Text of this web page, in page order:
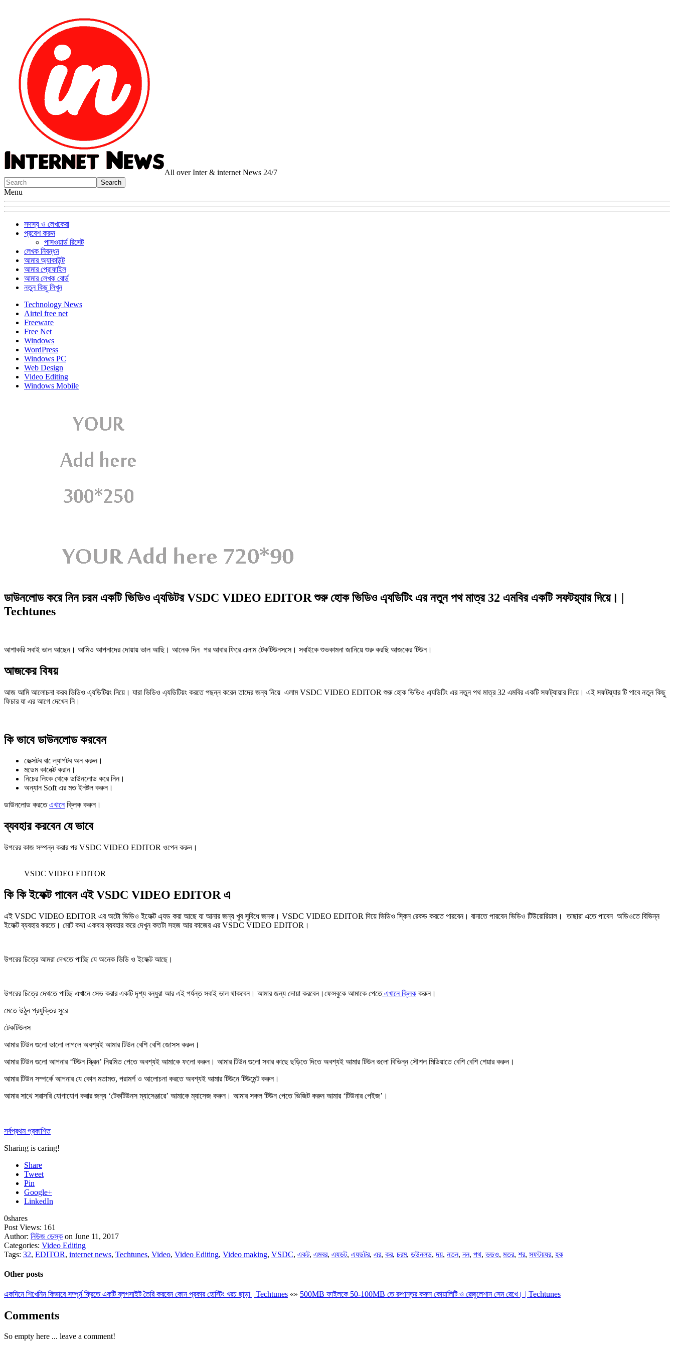
All over Inter & internet News 24/7
Menu
সদস্য ও লেখকেরা
প্রবেশ করুন
পাসওয়ার্ড রিসেট
লেখক নিবন্ধন
আমার অ্যাকাউন্ট
আমার প্রোফাইল
আমার লেখক বোর্ড
নতুন কিছু লিখুন
Technology News
Airtel free net
Freeware
Free Net
Windows
WordPress
Windows PC
Web Design
Video Editing
Windows Mobile
ডাউনলোড করে নিন চরম একটি ভিডিও এ্যডিটর VSDC VIDEO EDITOR শুরু হোক ভিডিও এ্যডিটিং এর নতুন পথ মাত্র 32 এমবির একটি সফটয়্যার দিয়ে। |
Techtunes
আশাকরি সবাই ভাল আছেন। আমিও আপনাদের দোয়ায় ভাল আছি। আনেক দিন পর আবার ফিরে এলাম টেকটিউনসসে। সবাইকে শুভকামনা জানিয়ে শুরু করছি আজকের টিউন।
আজকের বিষয়
আজ আমি আলোচনা করব ভিডিও এ্যডিটিয়ং নিয়ে। যারা ভিডিও এ্যডিটিয়ং করতে পছন্ন করেন তাদের জন্য নিয়ে এলাম VSDC VIDEO EDITOR শুরু হোক ভিডিও এ্যডিটিং এর নতুন পথ মাত্র 32 এমবির একটি সফট্যায়ার দিয়ে। এই সফটয়্যার টি পাবে নতুন কিছু
ফিচার যা এর আগে দেখেন নি।
কি ভাবে ডাউনলোড করবেন
ডেক্সটব বা েল্যাপটব অন করুন।
মডেম কানেক্ট করান।
নিচের লিংক থেকে ডাউনলোড করে নিন।
অন্যান Soft এর মত ইনষ্টল করুন।
ডাউনলোড করতেএখানেক্লিক করুন।
ব্যবহার করবেন যে ভাবে
উপরের কাজ সম্পন্ন করার পর VSDC VIDEO EDITOR ওপেন করুন।
VSDC VIDEO EDITOR
কি কি ইফেক্ট পাবেন এই VSDC VIDEO EDITOR এ
এই VSDC VIDEO EDITOR এর অটো ভিডিও ইফেক্ট এ্যড করা আছে যা আনার জন্য খুব সুবিধে জনক। VSDC VIDEO EDITOR দিয়ে ভিডিও স্কিন রেকড করতে পারবেন। বানাতে পারবেন ভিডিও টিউরোরিয়াল। তাছারা এতে পাবেন অডিওতে বিভিন্ন
ইফেক্ট ব্যবহার করতে। মোট কথা একবার ব্যবহার করে দেখুন কতটা সহজ আর কাজের এর VSDC VIDEO EDITOR।
উপরের চিত্রে আমরা দেখতে পাচ্ছি যে অনেক ভিডি ও ইফেক্ট আছে।
উপরের চিত্রে দেথতে পাচ্ছি এখানে সেভ করার একটি দৃশ্য বন্ধুরা আর এই পর্যন্ত সবাই ভাল থাকবেন। আমার জন্য দোয়া করবেন।ফেসবুকে আমাকে পেতেএখানে ক্লিক করুন।
মেতে উঠুন প্রযুক্তির সুরে
টেকটিউনস
আমার টিউন গুলো ভালো লাগলে অবশ্যই আমার টিউন বেশি বেশিজোসস করুন।
আমার টিউন গুলো আপনার ‘টিউন স্ক্রিন’ নিয়মিত পেতে অবশ্যই আমাকে ফলো করুন। আমার টিউন গুলো সবার কাছে ছড়িতে দিতে অবশ্যই আমার টিউন গুলো বিভিন্ন সৌশল মিডিয়াতে বেশি বেশিশেয়ার করুন।
আমার টিউন সম্পর্কে আপনার যে কোন মতামত, পরামর্শ ও আলোচনা করতে অবশ্যই আমার টিউনেটিউমেন্ট করুন।
আমার সাথে সরাসরি যোগাযোগ করার জন্য ‘টেকটিউনস ম্যাসেঞ্জারে’ আমাকেম্যাসেজ করুন। আমার সকল টিউন পেতে ভিজিট করুন আমার ‘টিউনার পেইজ’ ।
সর্বপ্রথম প্রকাশিত
Sharing is caring!
Share
Tweet
Pin
Google+
LinkedIn
0shares
Post Views: 161
Author: নিউজ ডেস্ক on June 11, 2017
Categories: Video Editing
Tags: 32, EDITOR, internet news, Techtunes, Video, Video Editing, Video making, VSDC, একট, এমবর, এযডট, এযডটর, এর, কর, চরম, ডউনলড,দয়, নতন, নন, পথ, ভডও, মতর, শর, সফটয়যর, হক
Other posts
একদিনে শিখেনিন কিভাবে সম্পূর্ন ফ্রিতে একটি ব্লগসাইট তৈরি করবেন কোন প্রকার হোস্টিং খরচ ছাড়া | Techtunes «» 500MB ফাইলকে 50-100MB তে রুপান্তর করুন কোয়ালিটি ও রেজুলেশান সেম রেখে। | Techtunes
Comments
So empty here ... leave a comment!